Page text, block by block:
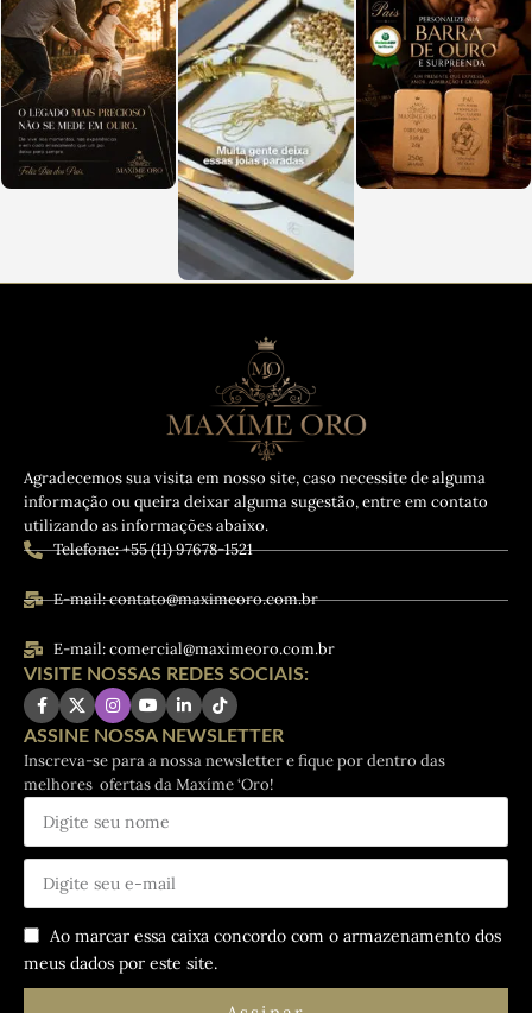
Agradecemos sua visita em nosso site, caso necessite de alguma
informação ou queira deixar alguma sugestão, entre em contato
utilizando as informações abaixo.
Telefone: +55 (11) 97678-1521
E-mail: contato@maximeoro.com.br
E-mail: comercial@maximeoro.com.br
VISITE NOSSAS REDES SOCIAIS:
ASSINE NOSSA NEWSLETTER
Inscreva-se para a nossa newsletter e fique por dentro das
melhores ofertas da Maxíme ‘Oro!
Ao marcar essa caixa concordo com o armazenamento dos
meus dados por este site.